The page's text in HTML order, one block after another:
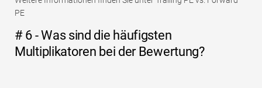
PE
# 6 - Was sind die häufigsten
Multiplikatoren bei der Bewertung?